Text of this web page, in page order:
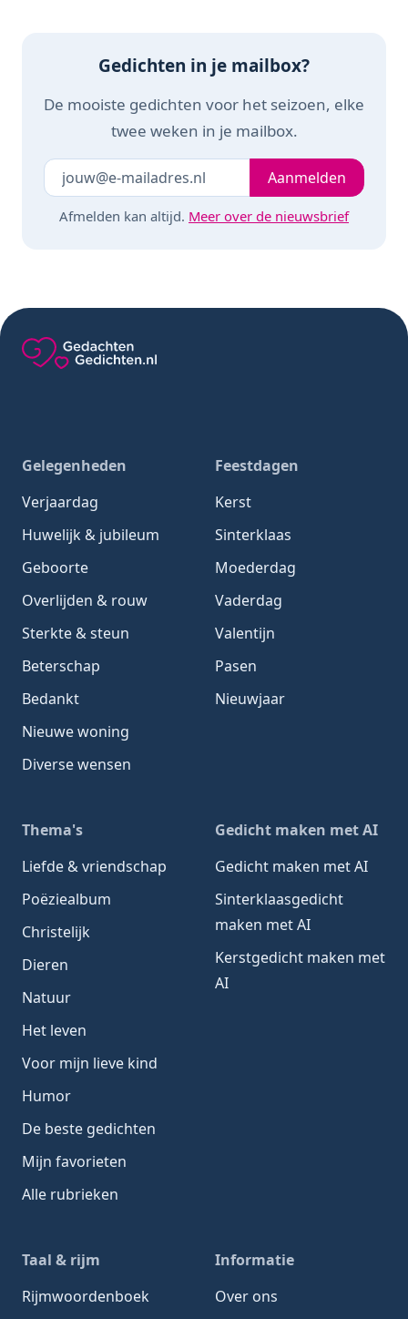
Gedichten in je mailbox?
De mooiste gedichten voor het seizoen, elke
twee weken in je mailbox.
Laat dit veld leeg Je e-mailadresAanmelden
Afmelden kan altijd. Meer over de nieuwsbrief
Gelegenheden
Verjaardag
Huwelijk & jubileum
Geboorte
Overlijden & rouw
Sterkte & steun
Beterschap
Bedankt
Nieuwe woning
Diverse wensen
Feestdagen
Kerst
Sinterklaas
Moederdag
Vaderdag
Valentijn
Pasen
Nieuwjaar
Thema's
Liefde & vriendschap
Poëziealbum
Christelijk
Dieren
Natuur
Het leven
Voor mijn lieve kind
Humor
De beste gedichten
Mijn favorieten
Alle rubrieken
Gedicht maken met AI
Gedicht maken met AI
Sinterklaasgedicht
maken met AI
Kerstgedicht maken met
AI
Taal & rijm
Rijmwoordenboek
Informatie
Over ons